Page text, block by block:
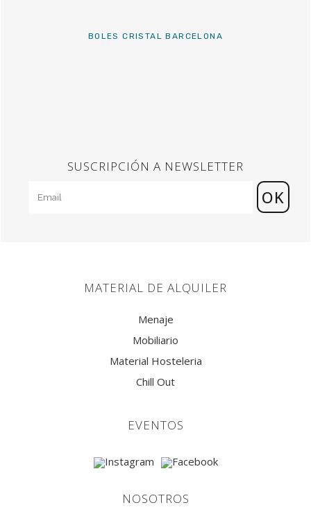
BOLES CRISTAL BARCELONA
SUSCRIPCIÓN A NEWSLETTER
MATERIAL DE ALQUILER
Menaje
Mobiliario
Material Hosteleria
Chill Out
EVENTOS
NOSOTROS